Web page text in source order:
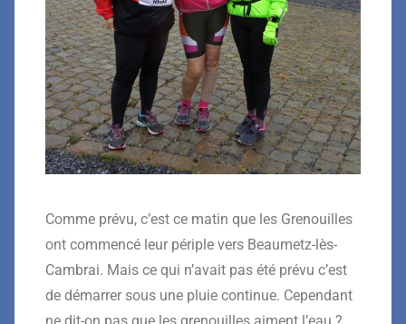
Comme prévu, c’est ce matin que les Grenouilles
ont commencé leur périple vers Beaumetz-lès-
Cambrai. Mais ce qui n’avait pas été prévu c’est
de démarrer sous une pluie continue. Cependant
ne dit-on pas que les grenouilles aiment l’eau ?